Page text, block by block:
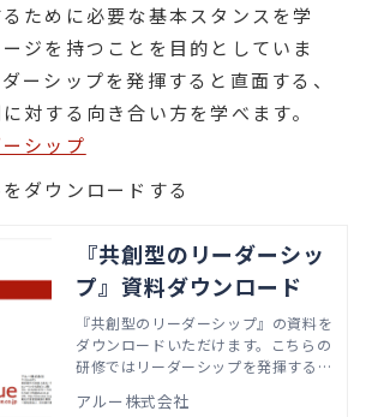
ために必要な基本スタンスを学
ジを持つことを目的としていま
ーシップを発揮すると直面する、
対する向き合い方を学べます。
シップ
ダウンロードする
『共創型のリーダーシッ
プ』資料ダウンロード
『共創型のリーダーシップ』の資料を
ダウンロードいただけます。こちらの
研修ではリーダーシップを発揮するた
のイメージを持つことを目指します。
アルー株式会社